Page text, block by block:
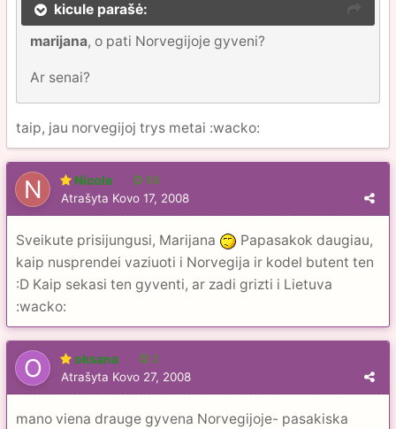
kicule parašė:
marijana, o pati Norvegijoje gyveni?
Ar senai?
taip, jau norvegijoj trys metai :wacko:
Nicole 56
Atrašyta Kovo 17, 2008
Sveikute prisijungusi, Marijana
Papasakok daugiau,
kaip nusprendei vaziuoti i Norvegija ir kodel butent ten
:D Kaip sekasi ten gyventi, ar zadi grizti i Lietuva
:wacko:
oksana 2
Atrašyta Kovo 27, 2008
mano viena drauge gyvena Norvegijoje- pasakiska